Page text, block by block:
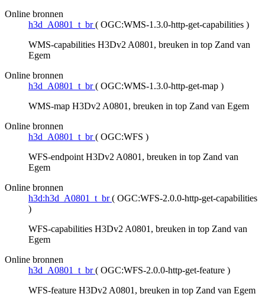
Online bronnen
h3d_A0801_t_br ( OGC:WMS-1.3.0-http-get-capabilities )
WMS-capabilities H3Dv2 A0801, breuken in top Zand van
Egem
Online bronnen
h3d_A0801_t_br ( OGC:WMS-1.3.0-http-get-map )
WMS-map H3Dv2 A0801, breuken in top Zand van Egem
Online bronnen
h3d_A0801_t_br ( OGC:WFS )
WFS-endpoint H3Dv2 A0801, breuken in top Zand van
Egem
Online bronnen
h3d:h3d_A0801_t_br ( OGC:WFS-2.0.0-http-get-capabilities
)
WFS-capabilities H3Dv2 A0801, breuken in top Zand van
Egem
Online bronnen
h3d_A0801_t_br ( OGC:WFS-2.0.0-http-get-feature )
WFS-feature H3Dv2 A0801, breuken in top Zand van Egem